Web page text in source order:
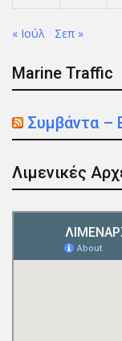
« Ιούλ Σεπ »
Marine Traffic
Συμβάντα
Λιμενικές